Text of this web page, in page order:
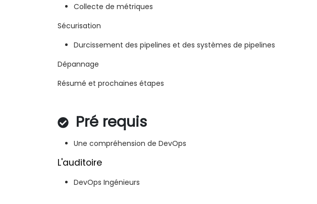
Collecte de métriques
Sécurisation
Durcissement des pipelines et des systèmes de pipelines
Dépannage
Résumé et prochaines étapes
Pré requis
Une compréhension de DevOps
L'auditoire
DevOps Ingénieurs